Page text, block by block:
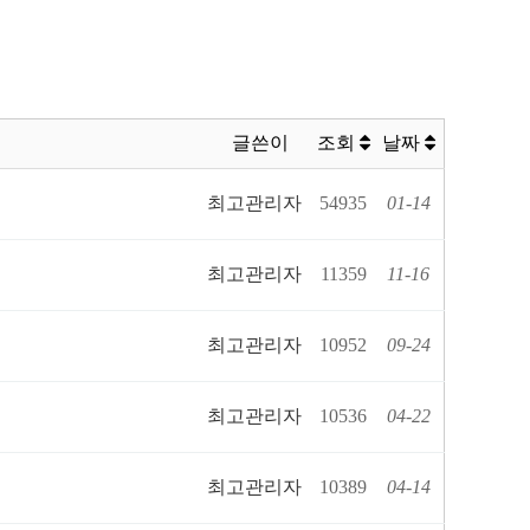
글쓴이 조회 날짜
최고관리자 54935 01-14
최고관리자 11359 11-16
최고관리자 10952 09-24
최고관리자 10536 04-22
최고관리자 10389 04-14